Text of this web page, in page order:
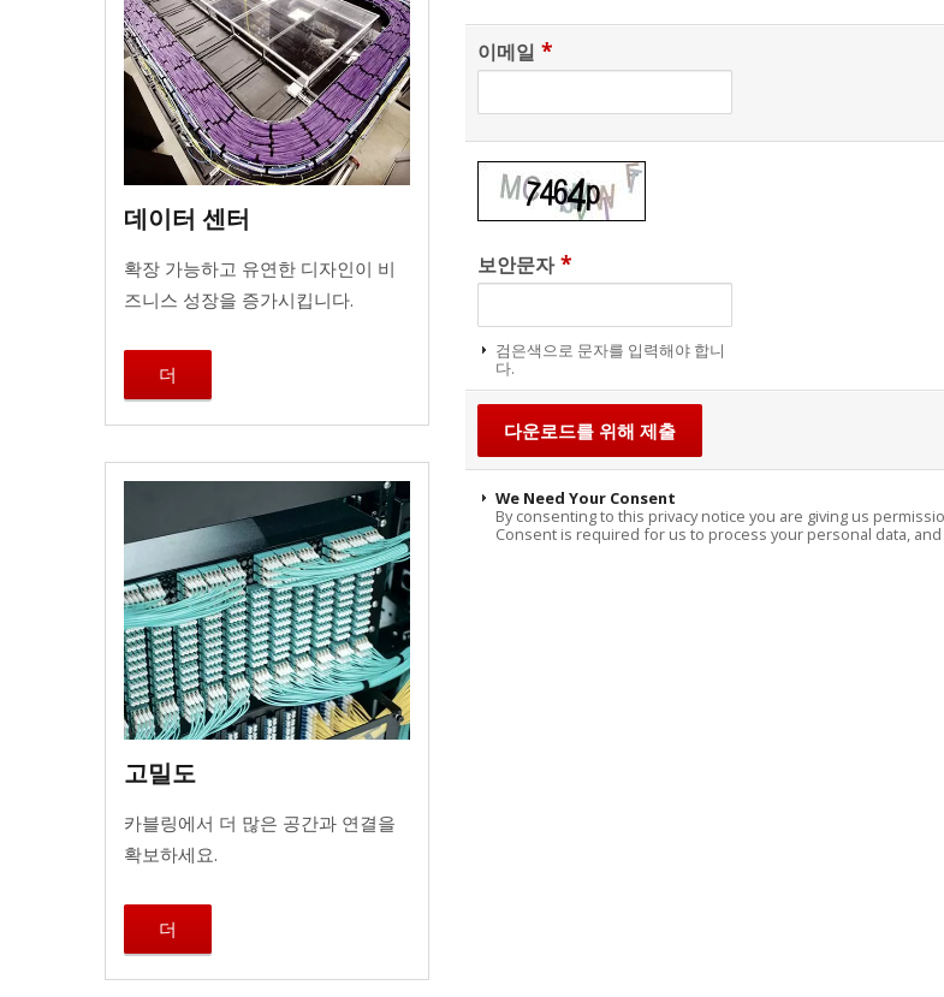
데이터 센터
확장 가능하고 유연한 디자인이 비
즈니스 성장을 증가시킵니다.
더
고밀도
카블링에서 더 많은 공간과 연결을
확보하세요.
더
이메일 *
보안문자 *
검은색으로 문자를 입력해야 합니
다.
We Need Your Consent
By consenting to this privacy notice you are giving us
Consent is required for us to process your personal data,